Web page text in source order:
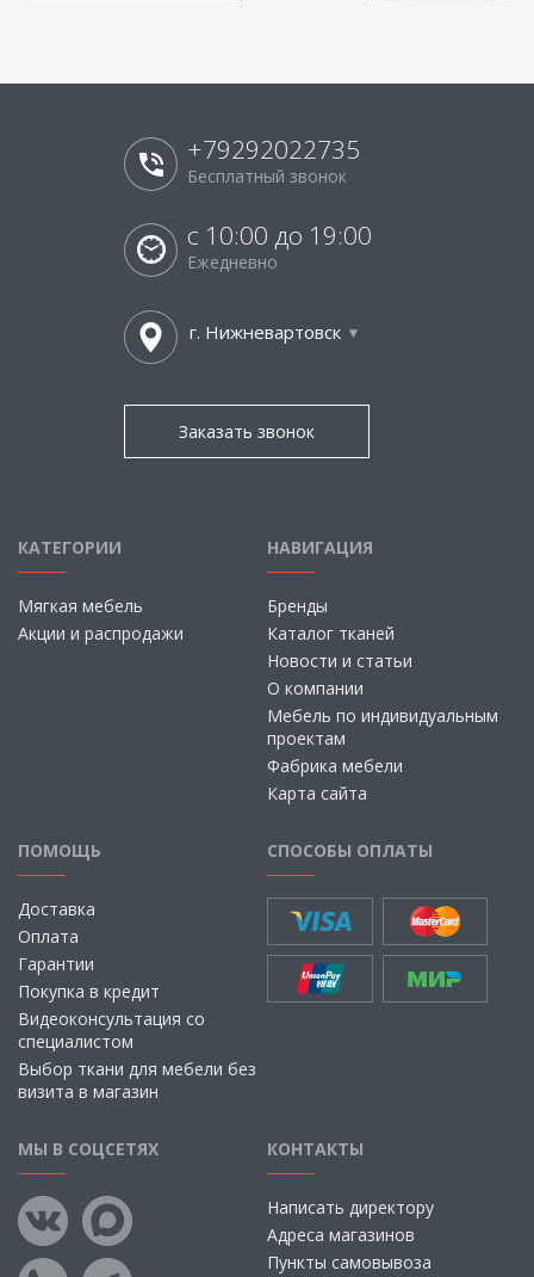
+79292022735
Бесплатный звонок
с 10:00 до 19:00
Ежедневно
г. Нижневартовск
Заказать звонок
КАТЕГОРИИ
Мягкая мебель
Акции и распродажи
НАВИГАЦИЯ
Бренды
Каталог тканей
Новости и статьи
О компании
Мебель по индивидуальным
проектам
Фабрика мебели
Карта сайта
ПОМОЩЬ
Доставка
Оплата
Гарантии
Покупка в кредит
Видеоконсультация со
специалистом
Выбор ткани для мебели без
визита в магазин
СПОСОБЫ ОПЛАТЫ
МЫ В СОЦСЕТЯХ КОНТАКТЫ
Написать директору
Адреса магазинов
Пункты самовывоза